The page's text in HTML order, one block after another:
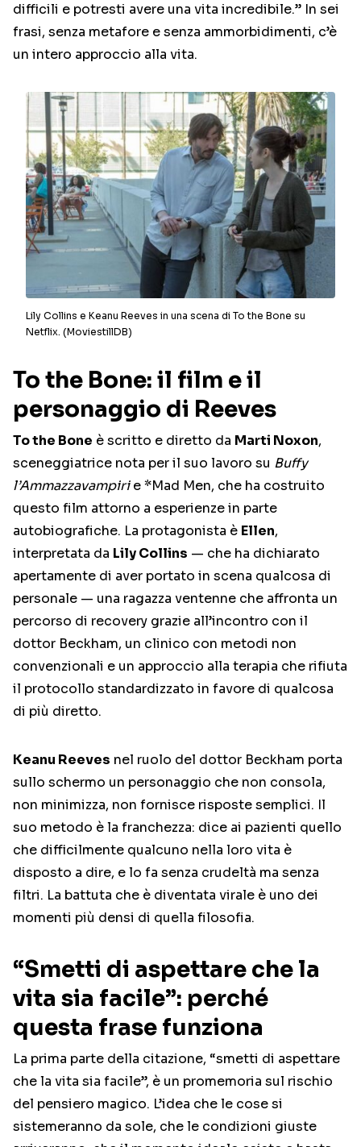
difficili e potresti avere una vita incredibile.” In sei
frasi, senza metafore e senza ammorbidimenti, c’è
un intero approccio alla vita.
Lily Collins e Keanu Reeves in una scena di To the Bone su
Netflix. (MoviestillDB)
To the Bone: il film e il
personaggio di Reeves
To the Bone è scritto e diretto da Marti Noxon,
sceneggiatrice nota per il suo lavoro su Buffy
l’Ammazzavampirie *Mad Men, che ha costruito
questo film attorno a esperienze in parte
autobiografiche. La protagonista è Ellen,
interpretata da Lily Collins — che ha dichiarato
apertamente di aver portato in scena qualcosa di
personale — una ragazza ventenne che affronta un
percorso di recovery grazie all’incontro con il
dottor Beckham, un clinico con metodi non
convenzionali e un approccio alla terapia che rifiuta
il protocollo standardizzato in favore di qualcosa
di più diretto.
Keanu Reeves nel ruolo del dottor Beckham porta
sullo schermo un personaggio che non consola,
non minimizza, non fornisce risposte semplici. Il
suo metodo è la franchezza: dice ai pazienti quello
che difficilmente qualcuno nella loro vita è
disposto a dire, e lo fa senza crudeltà ma senza
filtri. La battuta che è diventata virale è uno dei
momenti più densi di quella filosofia.
“Smetti di aspettare che la
vita sia facile”: perché
questa frase funziona
La prima parte della citazione, “smetti di aspettare
che la vita sia facile”, è un promemoria sul rischio
del pensiero magico. L’idea che le cose si
sistemeranno da sole, che le condizioni giuste